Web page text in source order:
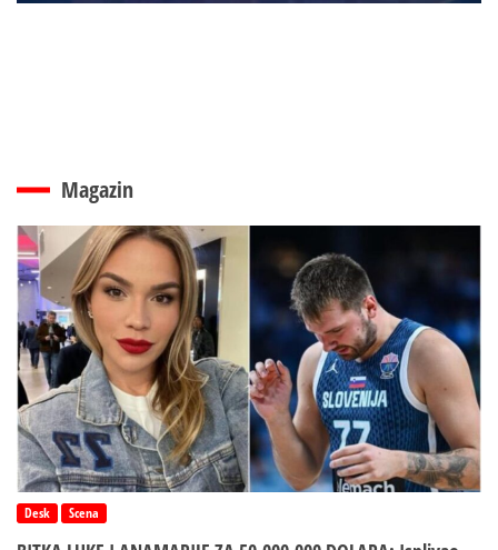
Magazin
Desk Scena